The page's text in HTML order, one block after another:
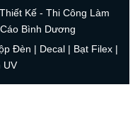
Kế - Thi Công Làm
Bình Dương
Đèn | Decal| Bạt Filex|
UV